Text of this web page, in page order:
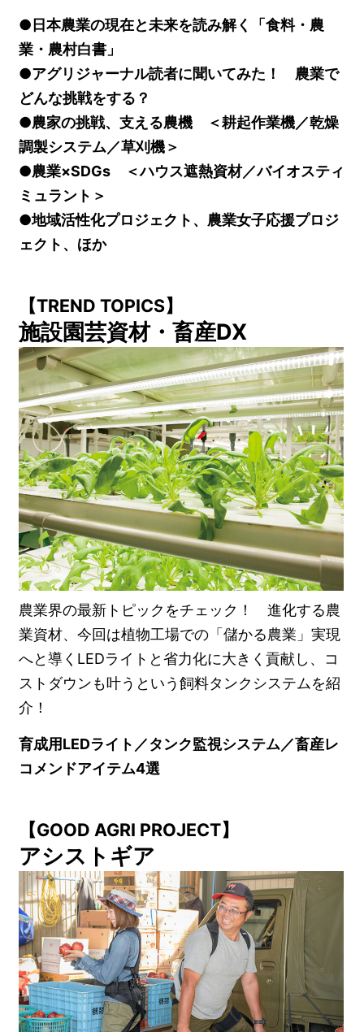
●日本農業の現在と未来を読み解く「食料・農
業・農村白書」
●アグリジャーナル読者に聞いてみた！ 農業で
どんな挑戦をする？
●農家の挑戦、支える農機 ＜耕起作業機／乾燥
調製システム／草刈機＞
●農業×SDGs ＜ハウス遮熱資材／バイオスティ
ミュラント＞
●地域活性化プロジェクト、農業女子応援プロジ
ェクト、ほか
【TREND TOPICS】
施設園芸資材・畜産DX
農業界の最新トピックをチェック！ 進化する農
業資材、今回は植物工場での「儲かる農業」実現
へと導くLEDライトと省力化に大きく貢献し、コ
ストダウンも叶うという飼料タンクシステムを紹
介！
育成用LEDライト／タンク監視システム／畜産レ
コメンドアイテム4選
【GOOD AGRI PROJECT】
アシストギア